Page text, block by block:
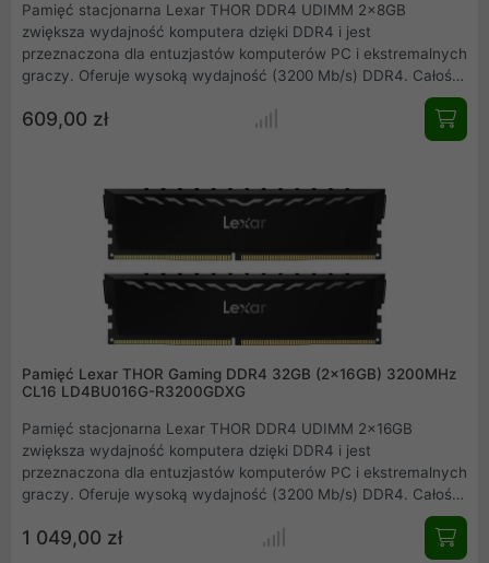
Pamięć stacjonarna Lexar THOR DDR4 UDIMM 2x8GB
zwiększa wydajność komputera dzięki DDR4 i jest
przeznaczona dla entuzjastów komputerów PC i ekstremalnych
graczy. Oferuje wysoką wydajność (3200 Mb/s) DDR4. Całość
dopełnia radiator z aluminium w kolorze gwiezdnej szarości,
który zapewnia doskonałe wykończenie i bardzo wydajne
609,00 zł
Pamięć Lexar THOR Gaming DDR4 32GB (2x16GB) 3200MHz
CL16 LD4BU016G-R3200GDXG
Pamięć stacjonarna Lexar THOR DDR4 UDIMM 2x16GB
zwiększa wydajność komputera dzięki DDR4 i jest
przeznaczona dla entuzjastów komputerów PC i ekstremalnych
graczy. Oferuje wysoką wydajność (3200 Mb/s) DDR4. Całość
dopełnia radiator z aluminium w kolorze gwiezdnej szarości,
który zapewnia doskonałe wykończenie i bardzo wydajne
1 049,00 zł